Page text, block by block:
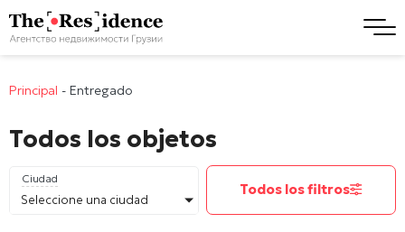
Principal - Entregado
Todos los objetos
Ciudad
Seleccione una ciudad
Todos los filtros